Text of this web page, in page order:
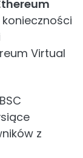
konieczności
Virtual
z